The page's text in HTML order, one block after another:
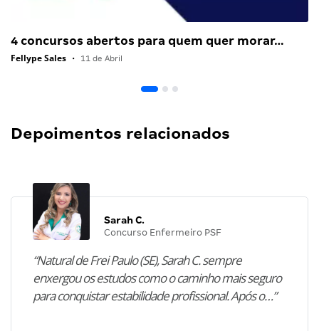
4 concursos abertos para quem quer morar…
Fellype Sales • 11 de Abril
Depoimentos relacionados
Sarah C.
Concurso Enfermeiro PSF
“Natural de Frei Paulo (SE), Sarah C. sempre
enxergou os estudos como o caminho mais seguro
para conquistar estabilidade profissional. Após o…”